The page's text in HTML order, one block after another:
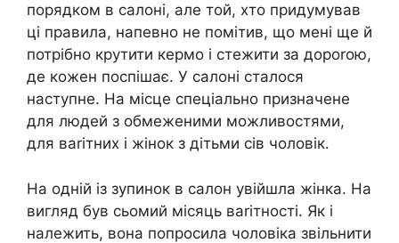
порядком в салоні, але той, хто придумував
ці правила, напевно не помітив, що мені ще й
потрібно крутити кермо і стежити за дороrою,
де кожен поспішає. У салоні сталося
наступне. На місце спеціально призначене
для людей з обмеженими можливостями,
для ваrітних і жінок з дітьми сів чоловік.
На одній із зупинок в салон увійшла жінка. На
вигляд був сьомий місяць ваrітності. Як і
належить, вона попросила чоловіка звільнити